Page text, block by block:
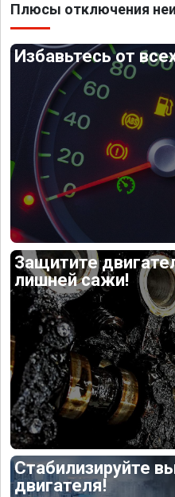
Плюсы отключения
Избавьтесь от
Защитите
лишней сажи!
Стабилизируйте
двигателя!